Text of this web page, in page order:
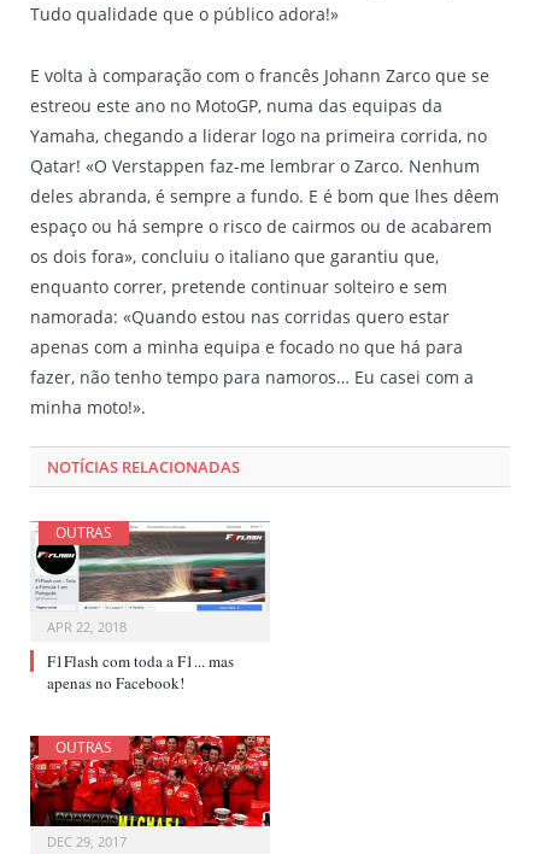
Tudo qualidade que o público adora!»
E volta à comparação com o francês Johann Zarco que se
estreou este ano no MotoGP, numa das equipas da
Yamaha, chegando a liderar logo na primeira corrida, no
Qatar! «O Verstappen faz-me lembrar o Zarco. Nenhum
deles abranda, é sempre a fundo. E é bom que lhes dêem
espaço ou há sempre o risco de cairmos ou de acabarem
os dois fora», concluiu o italiano que garantiu que,
enquanto correr, pretende continuar solteiro e sem
namorada: «Quando estou nas corridas quero estar
apenas com a minha equipa e focado no que há para
fazer, não tenho tempo para namoros… Eu casei com a
minha moto!».
NOTÍCIAS RELACIONADAS
OUTRAS
APR 22, 2018
F1Flash com toda a F1... mas
apenas no Facebook!
OUTRAS
DEC 29, 2017